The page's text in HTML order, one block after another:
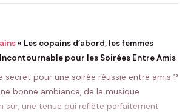
« Les copains d’abord, les femmes
pour les Soirées Entre Amis
secret pour une soirée réussie entre amis ?
bonne ambiance, de la musique
sûr, une tenue qui reflète parfaitement